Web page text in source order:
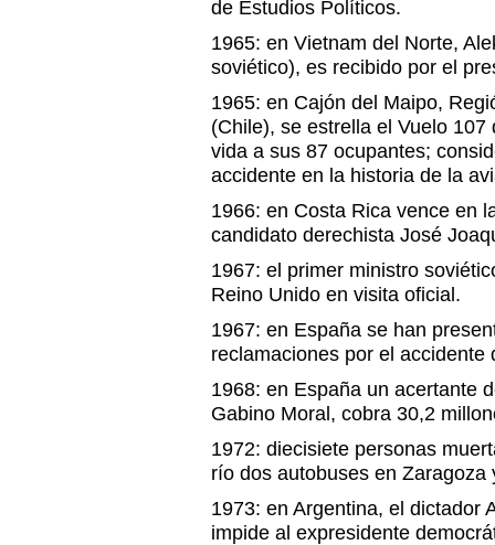
de Estudios Políticos.
1965: en Vietnam del Norte,
soviético), es recibido por el
1965: en Cajón del Maipo,
(Chile), se estrella el Vuelo
vida a sus 87 ocupantes;
accidente en la historia de la
1966: en Costa Rica vence en
candidato derechista José
1967: el primer ministro
Reino Unido en visita oficial.
1967: en España se han
reclamaciones por el accidente
1968: en España un acertante
Gabino Moral, cobra 30,2
1972: diecisiete personas
río dos autobuses en Zaragoza
1973: en Argentina, el dictador
impide al expresidente